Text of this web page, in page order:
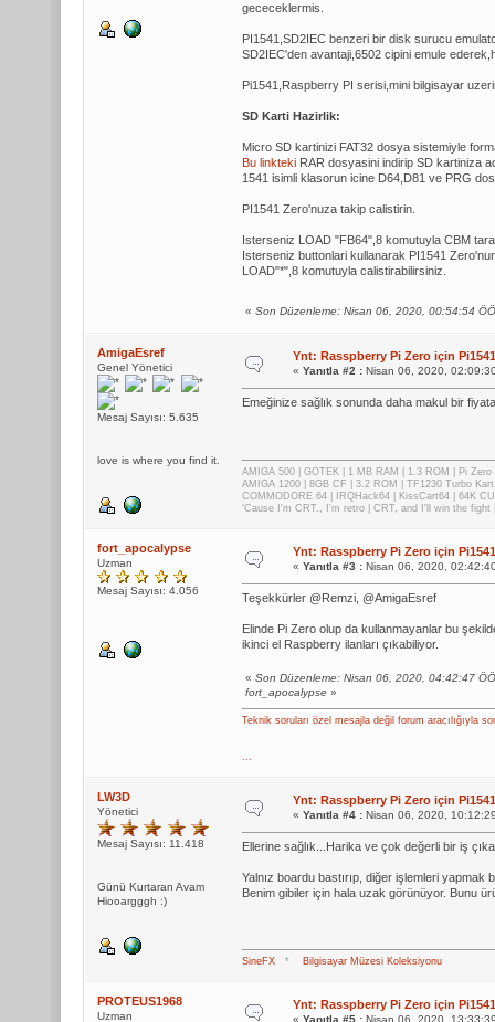
gececeklermis.
PI1541,SD2IEC benzeri bir disk surucu
SD2IEC'den avantaji,6502 cipini emule
Pi1541,Raspberry PI serisi,mini bilgisayar
SD Karti Hazirlik:
Micro SD kartinizi FAT32 dosya sistemiyle
Bu linktekiRAR dosyasini indirip SD kartiniza
1541 isimli klasorun icine D64,D81 ve PRG
PI1541 Zero'nuza takip calistirin.
Isterseniz LOAD "FB64",8 komutuyla CBM
Isterseniz buttonlari kullanarak PI1541
LOAD"*",8 komutuyla calistirabilirsiniz.
« Son Düzenleme: Nisan 06, 2020, 00:54:54
AmigaEsref
Genel Yönetici
Mesaj Sayısı: 5.635
love is where you find it.
Ynt: Rasspberry Pi Zero için
« Yanıtla #2 :Nisan 06, 2020,
Emeğinize sağlık sonunda daha makul bir
AMIGA 500 | GOTEK | 1 MB RAM | 1.3 ROM | Pi Zero
AMIGA 1200 | 8GB CF | 3.2 ROM | TF1230 Turbo
COMMODORE 64 | IRQHack64 | KissCart64 | 64K
'Cause I'm CRT., I'm retro | CRT, and I'll win the
fort_apocalypse
Uzman
Mesaj Sayısı: 4.056
Ynt: Rasspberry Pi Zero için
« Yanıtla #3 :Nisan 06, 2020,
Teşekkürler @Remzi, @AmigaEsref
Elinde Pi Zero olup da kullanmayanlar bu
ikinci el Raspberry ilanları çıkabiliyor.
« Son Düzenleme: Nisan 06, 2020, 04:42:47
fort_apocalypse»
Teknik soruları özel mesajla değil forum aracılığıyla
...
LW3D
Yönetici
Mesaj Sayısı: 11.418
Günü Kurtaran Avam
Hiooargggh :)
Ynt: Rasspberry Pi Zero için
« Yanıtla #4 :Nisan 06, 2020,
Ellerine sağlık...Harika ve çok değerli bir iş
Yalnız boardu bastırıp, diğer işlemleri
Benim gibiler için hala uzak görünüyor. Bunu
SineFX* Bilgisayar Müzesi Koleksiyonu
PROTEUS1968
Uzman
Ynt: Rasspberry Pi Zero için
« Yanıtla #5 :Nisan 06, 2020,